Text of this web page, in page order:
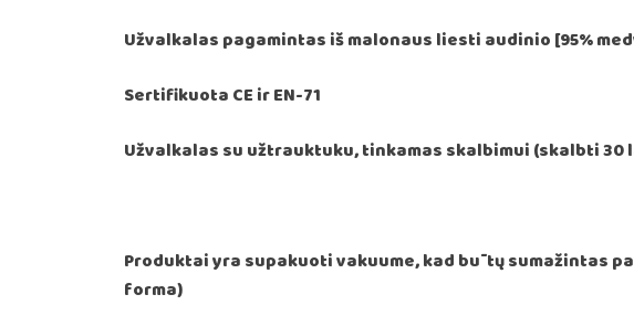
Užvalkalas pagamintas iš malonaus liesti audinio [95%
Sertifikuota CE ir EN-71
Užvalkalas su užtrauktuku, tinkamas skalbimui (skalbti
Produktai yra supakuoti vakuume, kad būtų sumažintas
forma)